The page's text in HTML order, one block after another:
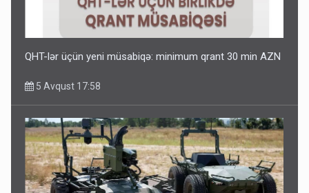
QHT-lər üçün yeni müsabiqə: minimum qrant 30 min AZN
5 Avqust 17:58